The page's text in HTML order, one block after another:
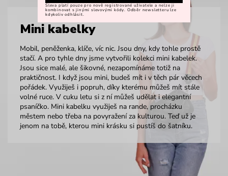
Mini kabelky
Mobil, peněženka, klíče, víc nic. Jsou dny, kdy tohle prostě
stačí. A pro tyhle dny jsme vytvořili kolekci mini kabelek.
Jsou sice malé, ale šikovné, nezapomínáme totiž na
praktičnost. I když jsou mini, budeš mít i v těch pár věcech
pořádek. Využiješ i popruh, díky kterému můžeš mít stále
volné ruce. V cuku letu si z ní můžeš udělat i elegantní
psaníčko. Mini kabelku využiješ na rande, procházku
městem nebo třeba na povyražení za kulturou. Teď už je
jenom na tobě, kterou mini krásku si pustíš do šatníku.
Sleva platí pouze pro nově registrované uživatele a nelze ji
kombinovat s jinými slevovými kódy. Odběr newsletteru lze
kdykoliv odhlásit.